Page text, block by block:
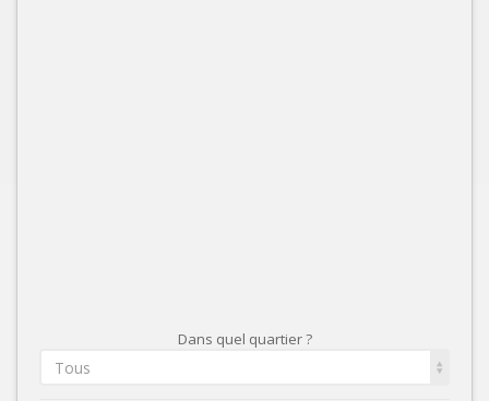
Dans quel quartier ?
Tous